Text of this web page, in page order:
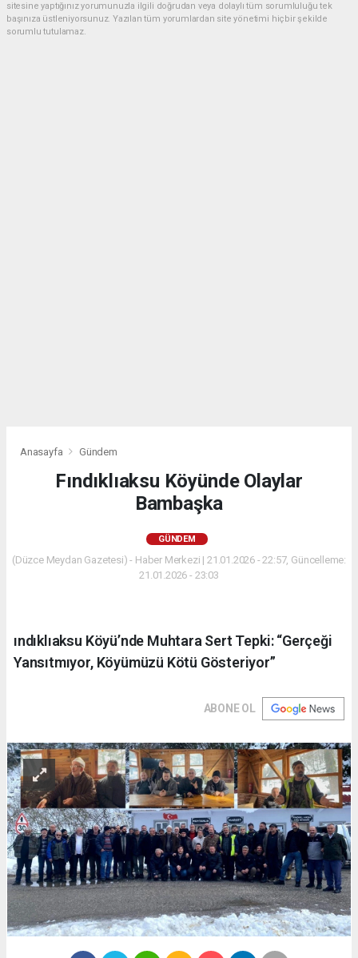
sitesine yaptığınız yorumunuzla ilgili doğrudan veya dolaylı tüm sorumluluğu tek
başınıza üstleniyorsunuz. Yazılan tüm yorumlardan site yönetimi hiçbir şekilde
sorumlu tutulamaz.
Anasayfa Gündem
Fındıklıaksu Köyünde Olaylar
Bambaşka
GÜNDEM
(Düzce Meydan Gazetesi) - Haber Merkezi | 21.01.2026 - 22:57, Güncelleme:
21.01.2026 - 23:03
ındıklıaksu Köyü’nde Muhtara Sert Tepki: “Gerçeği
Yansıtmıyor, Köyümüzü Kötü Gösteriyor”
ABONE OL